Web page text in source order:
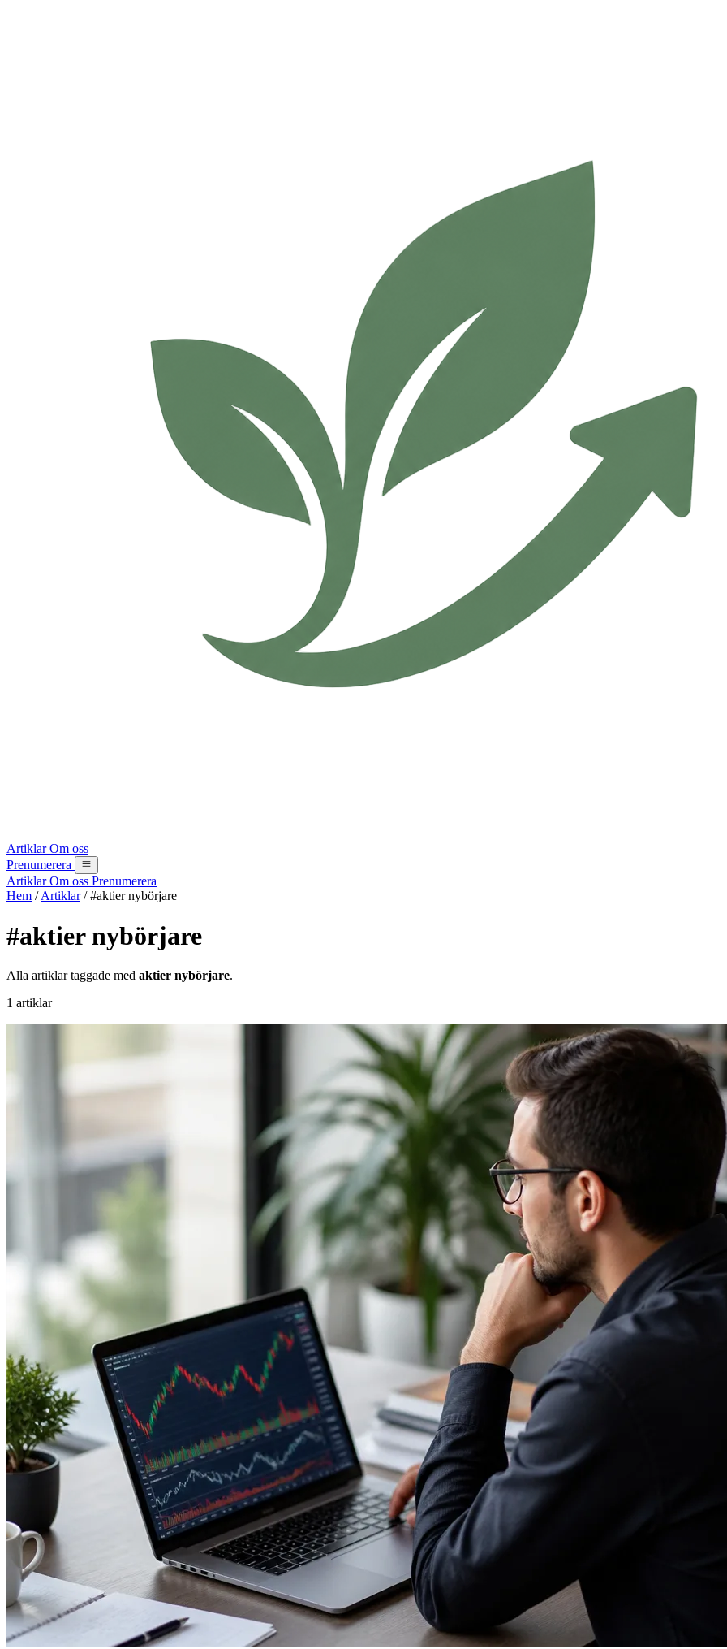
ArtiklarOm oss
Prenumerera
ArtiklarOm oss Prenumerera
Hem / Artiklar / #aktier nybörjare
#aktier nybörjare
Alla artiklar taggade med aktier nybörjare.
1 artiklar